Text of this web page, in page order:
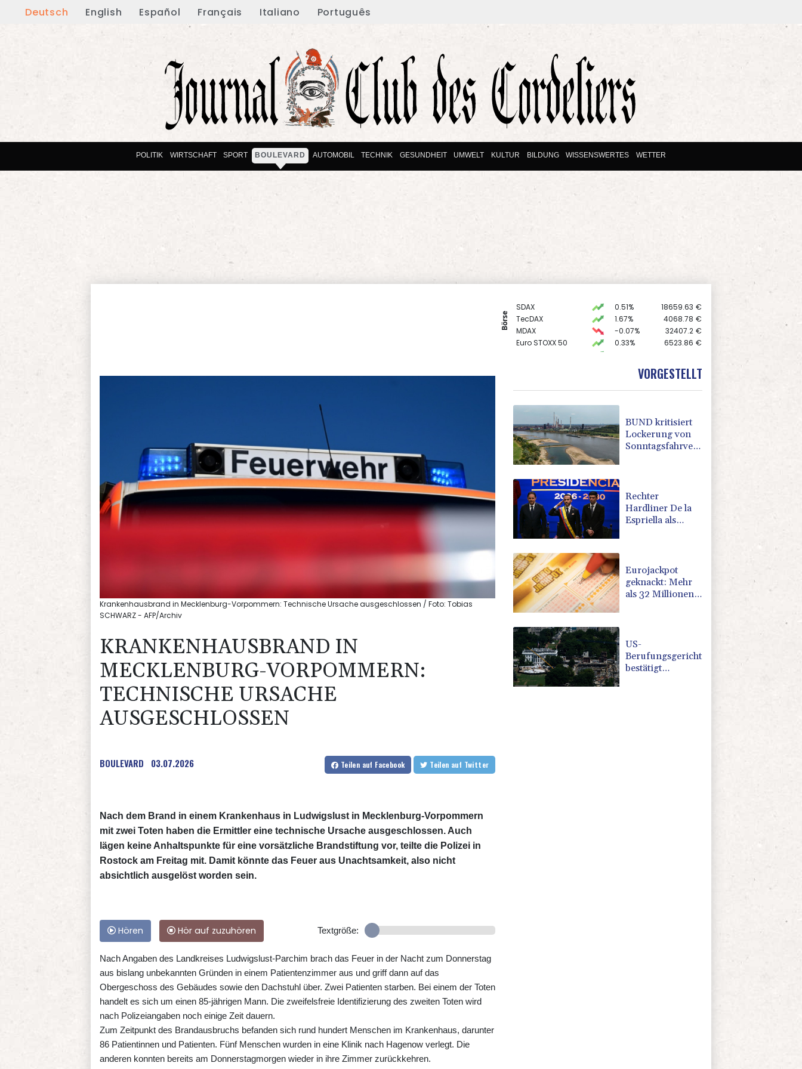
Deutsch English Español Français Italiano Português
POLITIK WIRTSCHAFT SPORT BOULEVARD AUTOMOBIL TECHNIK GESUNDHEIT UMWELT KULTUR BILDUNG WISSENSWERTES WETTER
Börse
SDAX 0.51% 18659.63 €
TecDAX
1.67% 4068.78 €
MDAX
-0.07% 32407.2 €
Euro STOXX 50
0.33% 6523.86 €
4399.7 $
1.1562 $
Krankenhausbrand in Mecklenburg-Vorpommern: Technische Ursache ausgeschlossen / Foto: Tobias
SCHWARZ - AFP/Archiv
KRANKENHAUSBRAND IN
MECKLENBURG-VORPOMMERN:
TECHNISCHE URSACHE
AUSGESCHLOSSEN
BOULEVARD 03.07.2026 Teilen auf Facebook Teilen auf Twitter
Nach dem Brand in einem Krankenhaus in Ludwigslust in Mecklenburg-Vorpommern
mit zwei Toten haben die Ermittler eine technische Ursache ausgeschlossen. Auch
lägen keine Anhaltspunkte für eine vorsätzliche Brandstiftung vor, teilte die Polizei in
Rostock am Freitag mit. Damit könnte das Feuer aus Unachtsamkeit, also nicht
absichtlich ausgelöst worden sein.
Hören Hör auf zuzuhören Textgröße:
Nach Angaben des Landkreises Ludwigslust-Parchim brach das Feuer in der Nacht zum Donnerstag
aus bislang unbekannten Gründen in einem Patientenzimmer aus und griff dann auf das
Obergeschoss des Gebäudes sowie den Dachstuhl über. Zwei Patienten starben. Bei einem der Toten
handelt es sich um einen 85-jährigen Mann. Die zweifelsfreie Identifizierung des zweiten Toten wird
nach Polizeiangaben noch einige Zeit dauern.
Zum Zeitpunkt des Brandausbruchs befanden sich rund hundert Menschen im Krankenhaus, darunter
86 Patientinnen und Patienten. Fünf Menschen wurden in eine Klinik nach Hagenow verlegt. Die
anderen konnten bereits am Donnerstagmorgen wieder in ihre Zimmer zurückkehren.
VORGESTELLT
BUND kritisiert
Lockerung von
Sonntagsfahrverbot
Rechter
Hardliner De la
Espriella als
Eurojackpot
geknackt: Mehr
als 32 Millionen
US-
Berufungsgericht
bestätigt